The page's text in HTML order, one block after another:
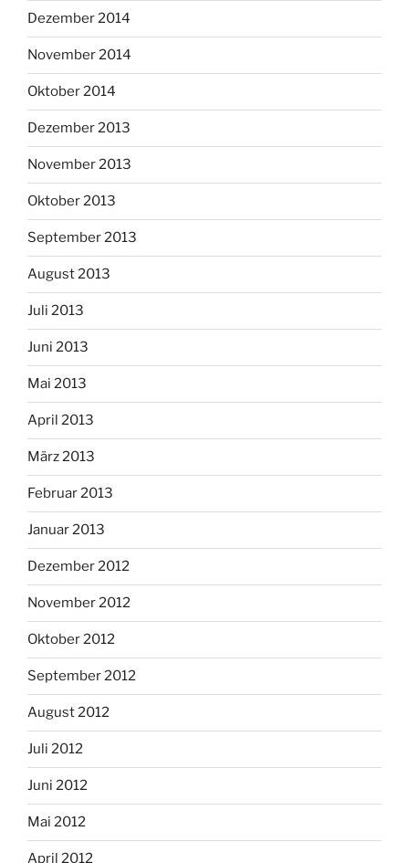
Dezember 2014
November 2014
Oktober 2014
Dezember 2013
November 2013
Oktober 2013
September 2013
August 2013
Juli 2013
Juni 2013
Mai 2013
April 2013
März 2013
Februar 2013
Januar 2013
Dezember 2012
November 2012
Oktober 2012
September 2012
August 2012
Juli 2012
Juni 2012
Mai 2012
April 2012